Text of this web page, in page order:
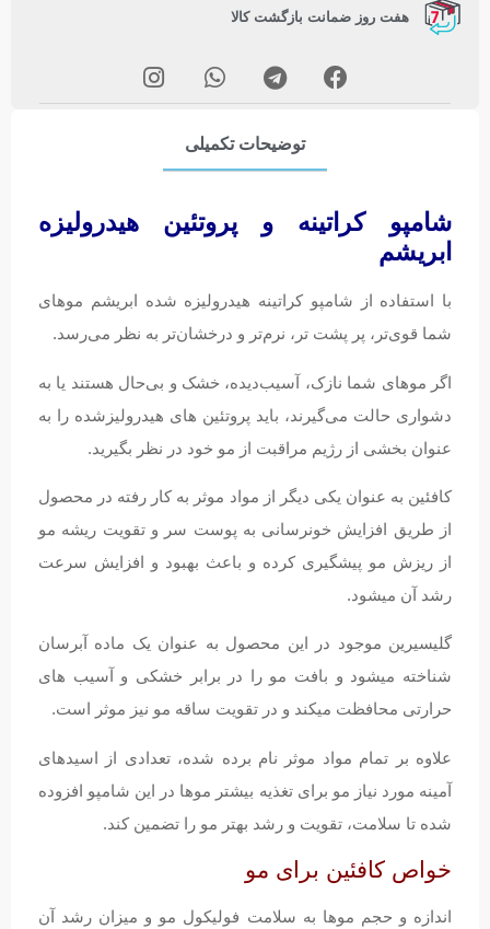
هفت روز ضمانت بازگشت کالا
توضیحات تکمیلی
شامپو کراتینه و پروتئین هیدرولیزه
ابریشم
با استفاده از شامپو کراتینه هیدرولیزه شده ابریشم موهای
شما قوی‌تر، پر پشت تر، نرم‌تر و درخشان‌تر به نظر می‌رسد.
اگر موهای شما نازک، آسیب‌دیده، خشک و بی‌حال هستند یا به
دشواری حالت می‌گیرند، باید پروتئین های هیدرولیزشده را به
عنوان بخشی از رژیم مراقبت از مو خود در نظر بگیرید.
کافئین به عنوان یکی دیگر از مواد موثر به کار رفته در محصول
از طریق افزایش خونرسانی به پوست سر و تقویت ریشه مو
از ریزش مو پیشگیری کرده و باعث بهبود و افزایش سرعت
رشد آن میشود.
گلیسیرین موجود در این محصول به عنوان یک ماده آبرسان
شناخته میشود و بافت مو را در برابر خشکی و آسیب های
حرارتی محافظت میکند و در تقویت ساقه مو نیز موثر است.
علاوه بر تمام مواد موثر نام برده شده، تعدادی از اسیدهای
آمینه مورد نیاز مو برای تغذیه بیشتر موها در این شامپو افزوده
شده تا سلامت، تقویت و رشد بهتر مو را تضمین کند.
خواص کافئین برای مو
اندازه و حجم موها به سلامت فولیکول مو و میزان رشد آن